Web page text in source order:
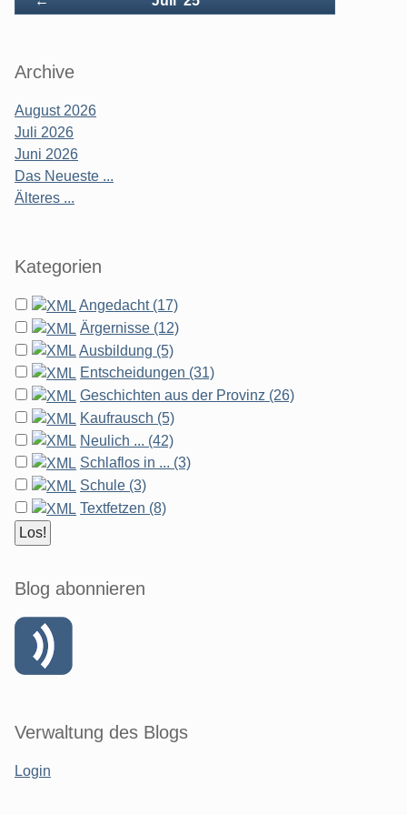
Archive
August 2026
Juli 2026
Juni 2026
Das Neueste ...
Älteres ...
Kategorien
Angedacht (17)
Ärgernisse (12)
Ausbildung (5)
Entscheidungen (31)
Geschichten aus der Provinz (26)
Kaufrausch (5)
Neulich ... (42)
Schlaflos in ... (3)
Schule (3)
Textfetzen (8)
Blog abonnieren
Verwaltung des Blogs
Login